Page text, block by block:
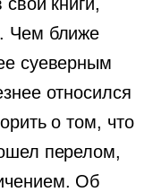
Чем ближе
суеверным
относился
о том, что
перелом,
Об